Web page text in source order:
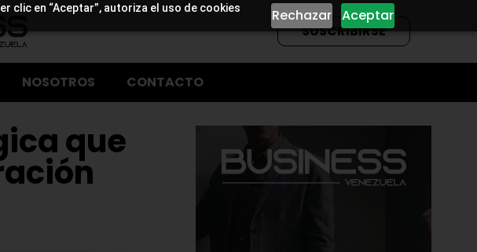
clic en “Aceptar”, autoriza el uso de cookies
Rechazar Aceptar
SUSCRIBIRSE
NOSOTROS CONTACTO
que